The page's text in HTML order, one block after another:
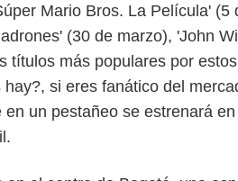
Mario Bros. La Película' (5
(30 de marzo), 'John
títulos más populares por
si eres fanático del
en un pestañeo se estrenará